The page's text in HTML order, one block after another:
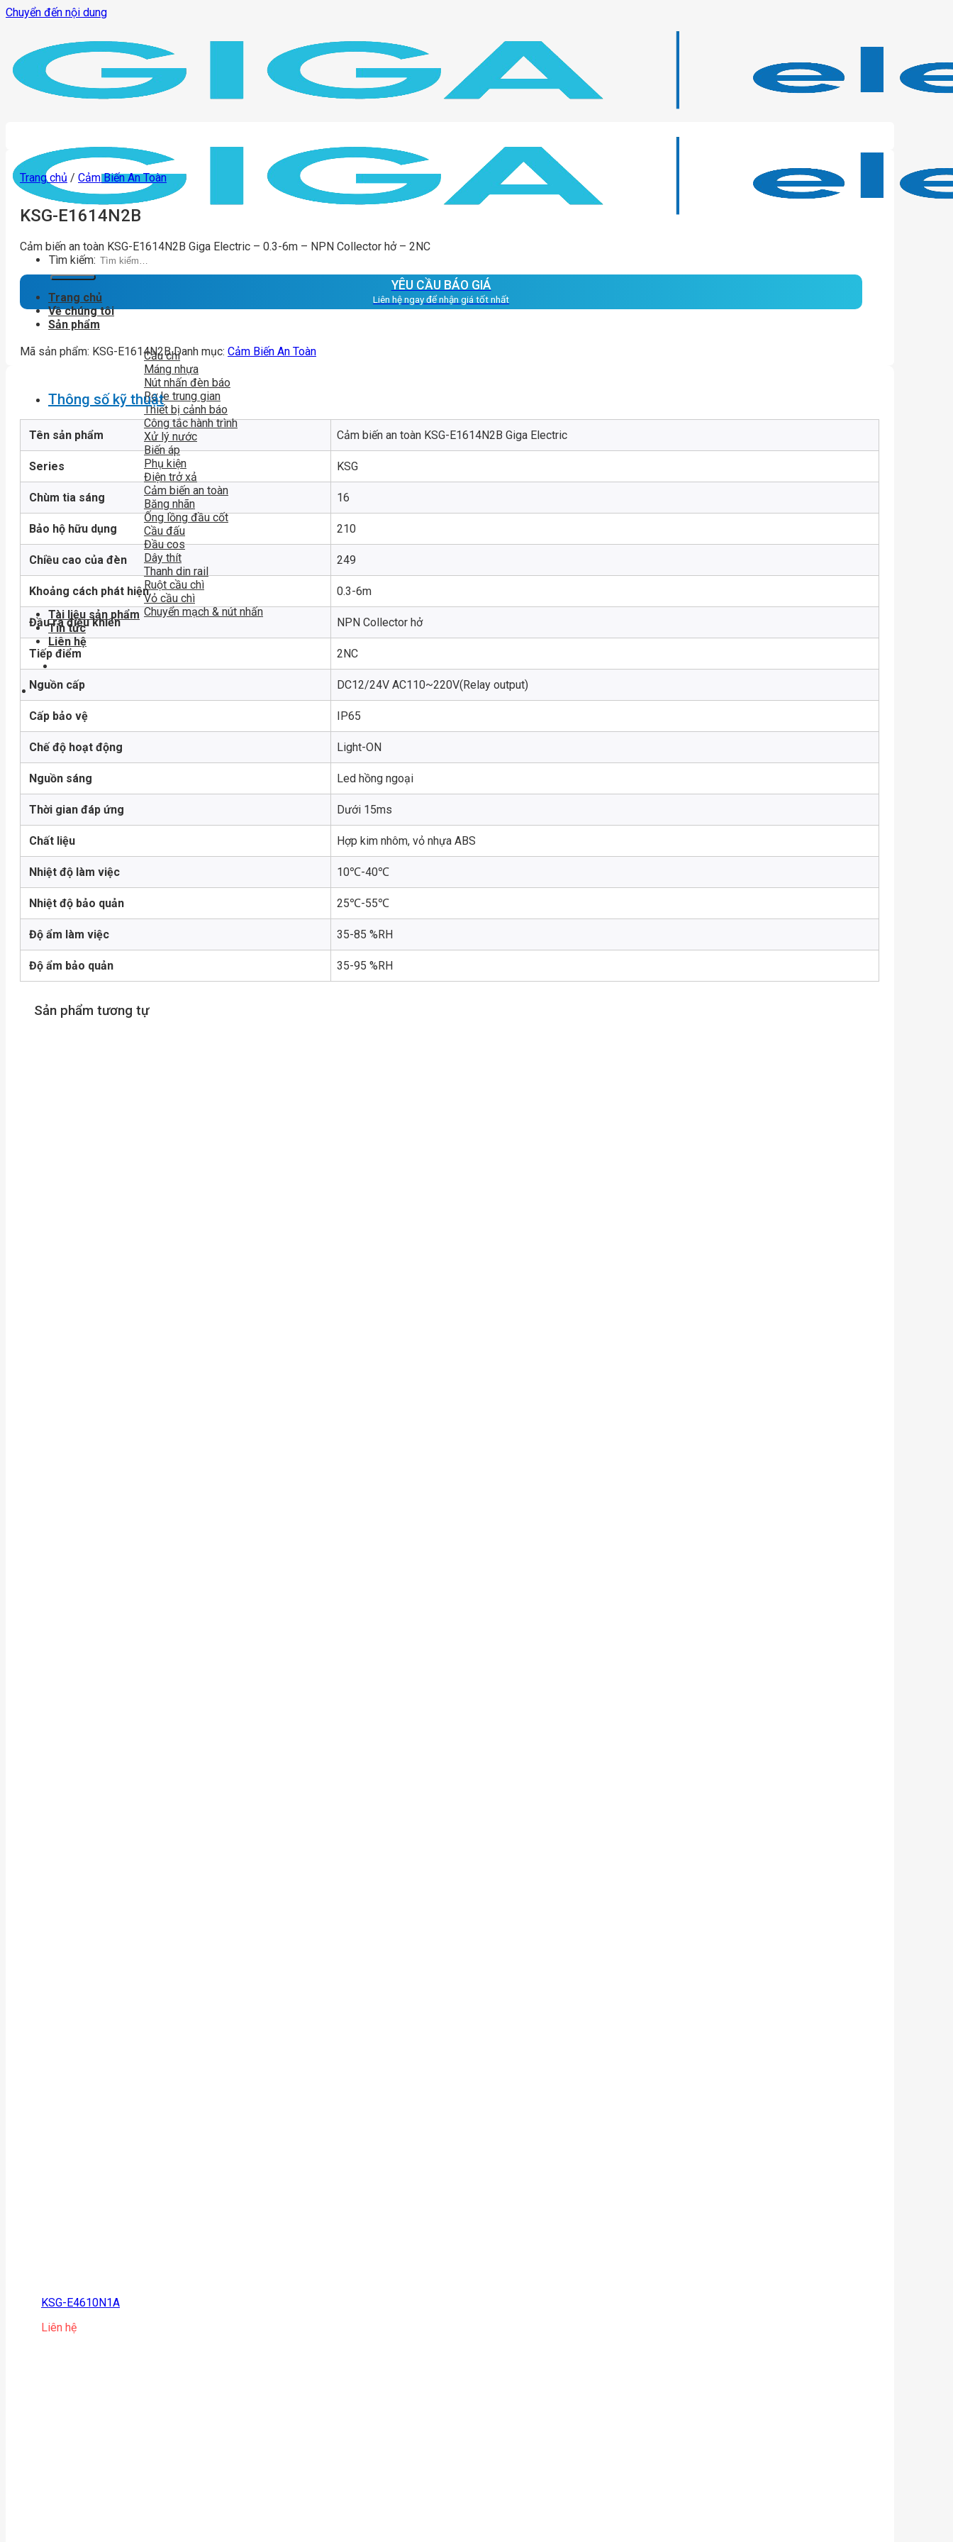
Chuyển đến nội dung
Tìm kiếm:
Trang chủ
Về chúng tôi
Sản phẩm
Cầu chì
Máng nhựa
Nút nhấn đèn báo
Rơ le trung gian
Thiết bị cảnh báo
Công tắc hành trình
Xử lý nước
Biến áp
Phụ kiện
Điện trở xả
Cảm biến an toàn
Băng nhãn
Ống lồng đầu cốt
Cầu đấu
Đầu cos
Dây thít
Thanh din rail
Ruột cầu chì
Vỏ cầu chì
Chuyển mạch & nút nhấn
Tài liệu sản phẩm
Tin tức
Liên hệ
Trang chủ / Cảm Biến An Toàn
KSG-E1614N2B
Cảm biến an toàn KSG-E1614N2B Giga Electric – 0.3-6m – NPN Collector hở – 2NC
YÊU CẦU BÁO GIÁ
Liên hệ ngay để nhận giá tốt nhất
Mã sản phẩm: KSG-E1614N2B Danh mục: Cảm Biến An Toàn
Thông số kỹ thuật
Tên sản phẩm Cảm biến an toàn KSG-E1614N2B Giga Electric
Series KSG
Chùm tia sáng 16
Bảo hộ hữu dụng 210
Chiều cao của đèn 249
Khoảng cách phát hiện 0.3-6m
Đầu ra điều khiển NPN Collector hở
Tiếp điểm 2NC
Nguồn cấp DC12/24V AC110~220V(Relay output)
Cấp bảo vệ IP65
Chế độ hoạt động Light-ON
Nguồn sáng Led hồng ngoại
Thời gian đáp ứng Dưới 15ms
Chất liệu Hợp kim nhôm, vỏ nhựa ABS
Nhiệt độ làm việc 10℃-40℃
Nhiệt độ bảo quản 25℃-55℃
Độ ẩm làm việc 35-85 %RH
Độ ẩm bảo quản 35-95 %RH
Sản phẩm tương tự
KSG-E4610N1A
Liên hệ